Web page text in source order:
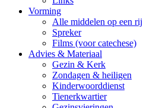
Vorming
Alle middelen op een rij
Spreker
Films (voor catechese)
Advies & Materiaal
Gezin & Kerk
Zondagen & heiligen
Kinderwoorddienst
Tienerkwartier